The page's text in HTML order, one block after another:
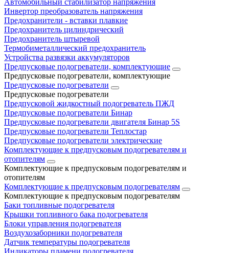
Автомобильный стабилизатор напряжения
Инвертор преобразователь напряжения
Предохранители - вставки плавкие
Предохранитель цилиндрический
Предохранитель штыревой
Термобиметаллический предохранитель
Устройства развязки аккумуляторов
Предпусковые подогреватели, комплектующие
Предпусковые подогреватели, комплектующие
Предпусковые подогреватели
Предпусковые подогреватели
Предпусковой жидкостный подогреватель ПЖД
Предпусковые подогреватели Бинар
Предпусковые подогреватели двигателя Бинар 5S
Предпусковые подогреватели Теплостар
Предпусковые подогреватели электрические
Комплектующие к предпусковым подогревателям и
отопителям
Комплектующие к предпусковым подогревателям и
отопителям
Комплектующие к предпусковым подогревателям
Комплектующие к предпусковым подогревателям
Баки топливные подогревателя
Крышки топливного бака подогревателя
Блоки управления подогревателя
Воздухозаборники подогревателя
Датчик температуры подогревателя